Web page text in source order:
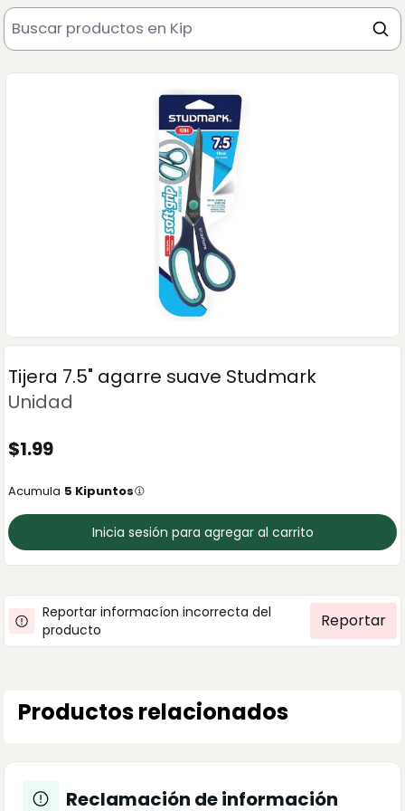
Tijera 7.5" agarre suave Studmark
Unidad
$1.99
Acumula 5 Kipuntos
Inicia sesión para agregar al carrito
Reportar informacíon incorrecta del
producto
Reportar
Productos relacionados
Reclamación de información